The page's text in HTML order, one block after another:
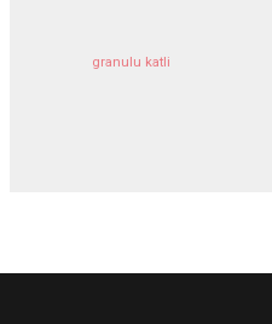
granulu katli